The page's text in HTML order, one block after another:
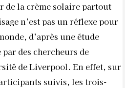
de la crème solaire partout
n’est pas un réflexe pour
d’après une étude
des chercheurs de
de Liverpool. En effet, sur
suivis, les trois-